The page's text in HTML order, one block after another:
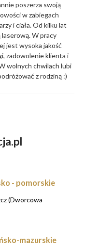
poszerza swoją
w zabiegach
i ciała. Od kilku lat
laserową. W pracy
jest wysoka jakość
zadowolenie klienta i
wolnych chwilach lubi
z rodziną :)
- pomorskie
(Dworcowa
mazurskie